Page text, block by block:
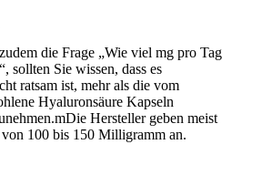
die Frage „Wie viel mg pro Tag
sollten Sie wissen, dass es
ratsam ist, mehr als die vom
Hyaluronsäure Kapseln
Hersteller geben meist
von 100 bis 150 Milligramm an.